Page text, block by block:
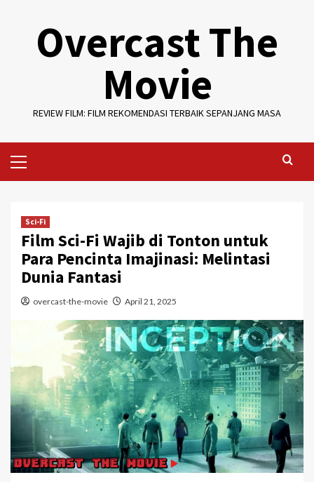
Overcast The
Movie
REVIEW FILM: FILM REKOMENDASI TERBAIK SEPANJANG MASA
Menu
Sci-Fi
Film Sci-Fi Wajib di Tonton untuk
Para Pencinta Imajinasi: Melintasi
Dunia Fantasi
overcast-the-movie April 21, 2025